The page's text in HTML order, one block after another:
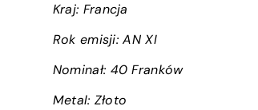
Kraj: Francja
Rok emisji:AN XI
Nominał: 40 Franków
Metal: Złoto